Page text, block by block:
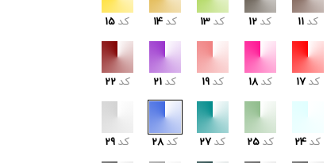
کد 11 کد 12 کد 13 کد 14 کد 15
کد 17 کد 18 کد 19 کد 21 کد 22
کد 24 کد 25 کد 27 کد 28 کد 29